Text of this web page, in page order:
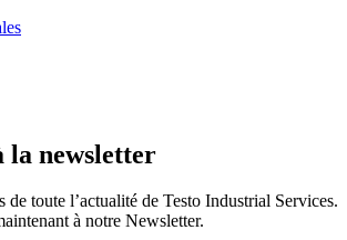
la newsletter
de toute l’actualité de Testo Industrial Services.
à notre Newsletter.